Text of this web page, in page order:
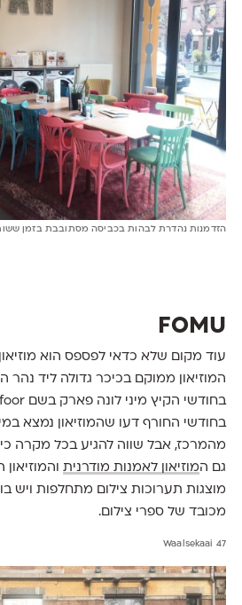
הזדמנות נהדרת לבהות בכביסה מסתובבת בזמן
FOMU
עוד מקום שלא כדאי לפספס הוא
המוזיאון ממוקם בכיכר גדולה ליד
בחודשי החורף דעו שהמוזיאון נמצא
מהמרכז, אבל שווה להגיע בכל מקרה
גם המוזיאון לאמנות מודרנית
מוצגות תערוכות צילום מתחלפות ויש
מכובד של ספרי צילום.
Waalsekaai 47